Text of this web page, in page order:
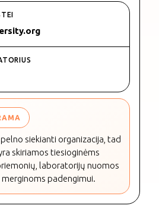
siekianti organizacija, tad
skiriamos tiesioginėms
laboratorijų nuomos
padengimui.